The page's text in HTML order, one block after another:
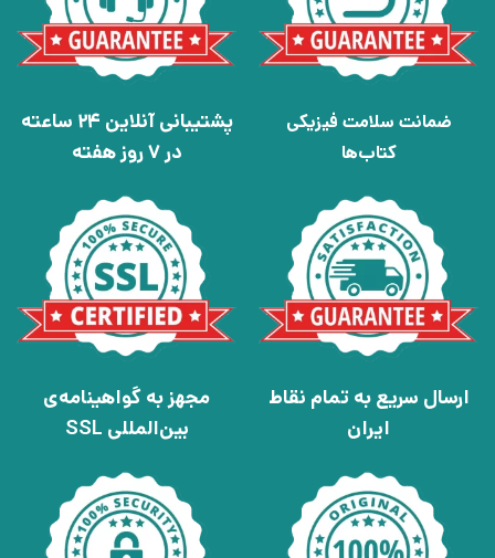
ضمانت سلامت فیزیکی
کتاب‌ها
پشتیبانی آنلاین 24 ساعته
در 7 روز هفته
ارسال سریع به تمام نقاط
ایران
مجهز به گواهینامه‌ی
بین‌المللی SSL